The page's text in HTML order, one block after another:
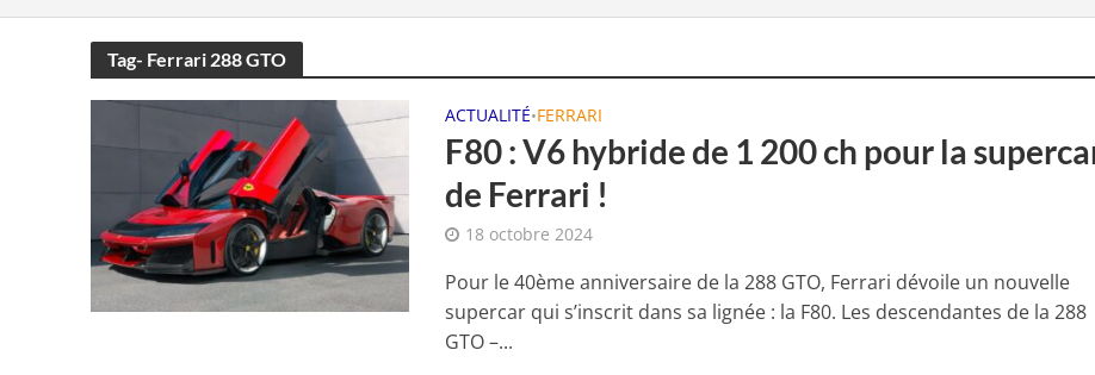
Tag- Ferrari 288 GTO
ACTUALITÉ•FERRARI
F80 : V6 hybride de 1 200 ch pour la
de Ferrari !
18 octobre 2024
Pour le 40ème anniversaire de la 288 GTO, Ferrari dévoile un nouvelle
supercar qui s’inscrit dans sa lignée : la F80. Les descendantes de la 288
GTO –...